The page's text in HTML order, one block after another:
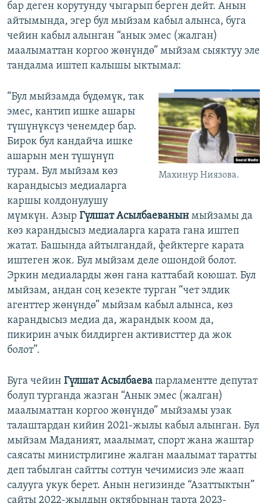
бар деген корутунду чыгарып берген дейт. Анын
айтымында, эгер бул мыйзам кабыл алынса, буга
чейин кабыл алынган “анык эмес (жалган)
маалыматтан коргоо жөнүндө” мыйзам сыяктуу эле
тандалма иштеп калышы ыктымал:
Махинур Ниязова.
“Бул мыйзамда бүдөмүк, так
эмес, кантип ишке ашары
түшүнүксүз ченемдер бар.
Бирок бул кандайча ишке
ашарын мен түшүнүп
турам. Бул мыйзам көз
карандысыз медиаларга
каршы колдонулушу
мүмкүн. Азыр Гүлшат Асылбаеванын мыйзамы да
көз карандысыз медиаларга карата гана иштеп
жатат. Башында айтылгандай, фейктерге карата
иштеген жок. Бул мыйзам деле ошондой болот.
Эркин медиаларды жөн гана каттабай коюшат. Бул
мыйзам, андан соң кезекте турган “чет элдик
агенттер жөнүндө” мыйзам кабыл алынса, көз
карандысыз медиа да, жарандык коом да,
пикирин ачык билдирген активисттер да жок
болот”.
Буга чейин Гүлшат Асылбаева парламентте депутат
болуп турганда жазган “Анык эмес (жалган)
маалыматтан коргоо жөнүндө” мыйзамы узак
талаштардан кийин 2021-жылы кабыл алынган. Бул
мыйзам Маданият, маалымат, спорт жана жаштар
саясаты министрлигине жалган маалымат таратты
деп табылган сайтты соттун чечимисиз эле жаап
салууга укук берет. Анын негизинде “Азаттыктын”
сайты 2022-жылдын октябрынан тарта 2023-